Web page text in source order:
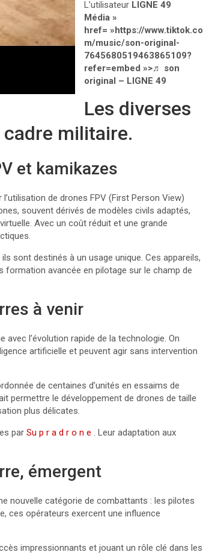
L’utilisateur LIGNE 49
Média »
href= »https://www.tiktok.co
m/music/son-original-
7645680519463865109?
refer=embed »>♬ son
original – LIGNE 49
Les diverses
militaire.
et kamikazes
de drones FPV (First Person View)
souvent dérivés de modèles civils adaptés,
Avec un coût réduit et une grande
sont destinés à un usage unique. Ces appareils,
avancée en pilotage sur le champ de
à venir
l’évolution rapide de la technologie. On
artificielle et peuvent agir sans intervention
de centaines d’unités en essaims de
permettre le développement de drones de taille
plus délicates.
par Su p r a d r o n e . Leur adaptation aux
émergent
nouvelle catégorie de combattants : les pilotes
ces opérateurs exercent une influence
impressionnants et jouant un rôle clé dans les